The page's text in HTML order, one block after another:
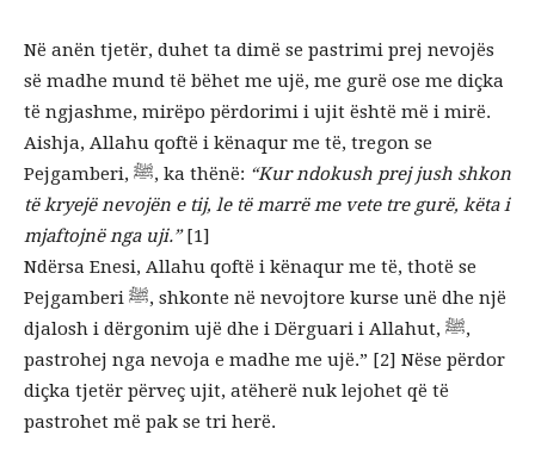
Në anën tjetër, duhet ta dimë se pastrimi prej nevojës
së madhe mund të bëhet me ujë, me gurë ose me diçka
të ngjashme, mirëpo përdorimi i ujit është më i mirë.
Aishja, Allahu qoftë i kënaqur me të, tregon se
Pejgamberi, ﷺ, ka thënë: “Kur ndokush prej jush shkon
të kryejë nevojën e tij, le të marrë me vete tre gurë, këta i
mjaftojnë nga uji.”[1]
Ndërsa Enesi, Allahu qoftë i kënaqur me të, thotë se
Pejgamberi ﷺ, shkonte në nevojtore kurse unë dhe një
djalosh i dërgonim ujë dhe i Dërguari i Allahut, ﷺ,
pastrohej nga nevoja e madhe me ujë.” [2] Nëse përdor
diçka tjetër përveç ujit, atëherë nuk lejohet që të
pastrohet më pak se tri herë.